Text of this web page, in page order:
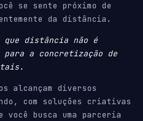
se sente próximo de
da distância.
que distância não é
para a concretização de
alcançam diversos
com soluções criativas
busca uma parceria